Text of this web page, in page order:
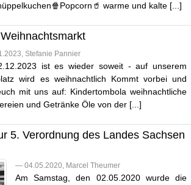
warme und kalte [...]
Stefanie Pannier
ist es wieder soweit - auf unserem
wird es weihnachtlich Kommt vorbei und
mit uns auf: Kindertombola weihnachtliche
und Getränke Öle von der [...]
5. Verordnung des Landes Sachsen
— 04.05.2020, Marcel Theumer
Am Samstag, den 02.05.2020 wurde die